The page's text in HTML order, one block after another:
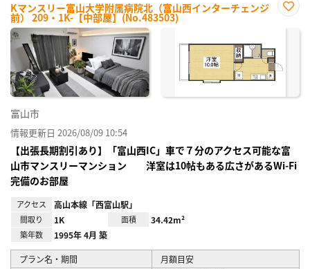
Kマンスリー富山大学附属病院北（富山西インターチェンジ
前） 209・1K-【中部屋】(No.483503)
に入
富山市
情報更新日 2026/08/09 10:54
【出張長期割引あり】「富山西IC」車で７分のアクセス可能な富
山市マンスリーマンション 洋室は10帖もある広さがあるWi-Fi
完備のお部屋
アクセス 高山本線「西富山駅」
間取り 1K 面積 34.42m²
築年数 1995年 4月 築
プラン名・期間 月額目安